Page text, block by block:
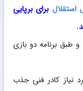
استقلال برای برپایی
طبق برنامه دو بازی
نیاز کادر فنی جذب